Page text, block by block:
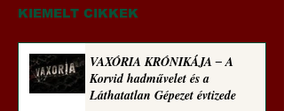
KIEMELT CIKKEK
VAXÓRIA KRÓNIKÁJA ‒ A
Korvid hadművelet és a
Láthatatlan Gépezet évtizede